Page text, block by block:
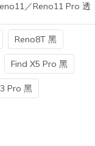
／Reno11 Pro 透
Reno8T 黑
Find X5 Pro 黑
Pro 黑